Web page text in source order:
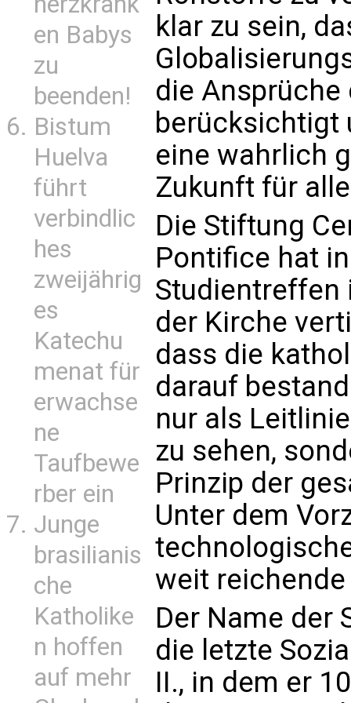
en Babys
zu
beenden!
Bistum
Huelva
führt
verbindlic
hes
zweijährig
es
Katechu
menat für
erwachse
ne
Taufbewe
rber ein
Junge
brasilianis
che
Katholike
n hoffen
auf mehr
klar zu sein,
die
berücksichtigt
eine wahrlich
Zukunft für
Die Stiftung
Pontifice hat
Studientreffen
der Kirche
dass die
darauf
nur als
zu sehen,
Prinzip der
Unter dem
weit
Der Name der
die letzte
II., in dem er